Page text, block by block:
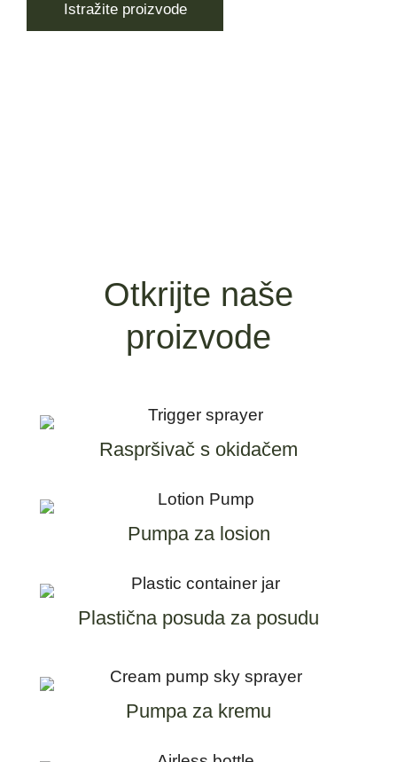
Istražite proizvode
Otkrijte naše
proizvode
Raspršivač s okidačem
Pumpa za losion
Plastična posuda za posudu
Pumpa za kremu